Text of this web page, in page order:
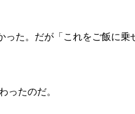
た。だが「これをご飯に
ったのだ。